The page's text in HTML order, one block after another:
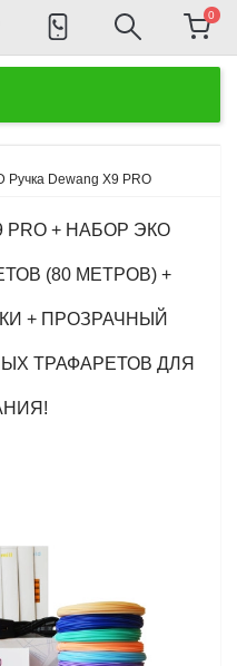
0
Ручка Dewang X9 PRO
PRO + НАБОР ЭКО
(80 МЕТРОВ) +
+ ПРОЗРАЧНЫЙ
ТРАФАРЕТОВ ДЛЯ